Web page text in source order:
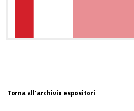
Torna all'archivio espositori